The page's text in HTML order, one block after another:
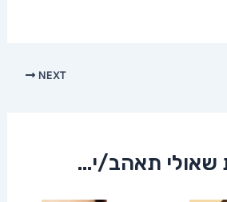
NEXT
שאולי תאהב/י...